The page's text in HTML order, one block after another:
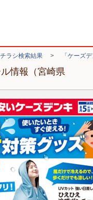
チラシ検索結果 > 「ケーズ
情報（宮崎県